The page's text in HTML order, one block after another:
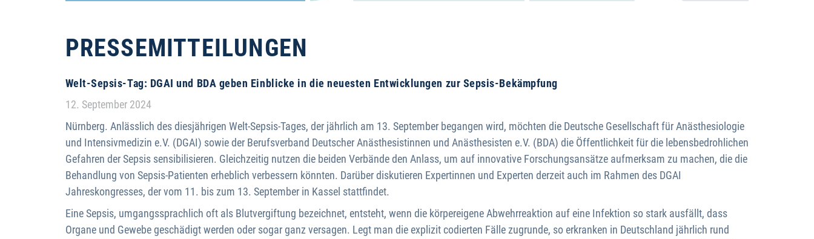
PRESSE­MITTEILUNGEN
Welt-Sepsis-Tag: DGAI und BDA geben Einblicke in die neuesten Entwicklungen zur Sepsis-Bekämpfung
Details
12. September 2024
Nürnberg. Anlässlich des diesjährigen Welt-Sepsis-Tages, der jährlich am 13. September begangen wird, möchten die Deutsche Gesellschaft für Anästhesiologie
und Intensivmedizin e.V. (DGAI) sowie der Berufsverband Deutscher Anästhesistinnen und Anästhesisten e.V. (BDA) die Öffentlichkeit für die lebensbedrohlichen
Gefahren der Sepsis sensibilisieren. Gleichzeitig nutzen die beiden Verbände den Anlass, um auf innovative Forschungsansätze aufmerksam zu machen, die die
Behandlung von Sepsis-Patienten erheblich verbessern könnten. Darüber diskutieren Expertinnen und Experten derzeit auch im Rahmen des DGAI
Jahreskongresses, der vom 11. bis zum 13. September in Kassel stattfindet.
Eine Sepsis, umgangssprachlich oft als Blutvergiftung bezeichnet, entsteht, wenn die körpereigene Abwehrreaktion auf eine Infektion so stark ausfällt, dass
Organe und Gewebe geschädigt werden oder sogar ganz versagen. Legt man die explizit codierten Fälle zugrunde, so erkranken in Deutschland jährlich rund